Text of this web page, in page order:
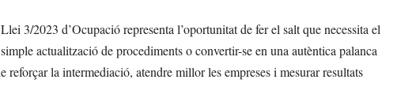
3/2023 d’Ocupació representa l’oportunitat de fer el salt que necessita el
actualització de procediments o convertir-se en una autèntica palanca
la intermediació, atendre millor les empreses i mesurar resultats